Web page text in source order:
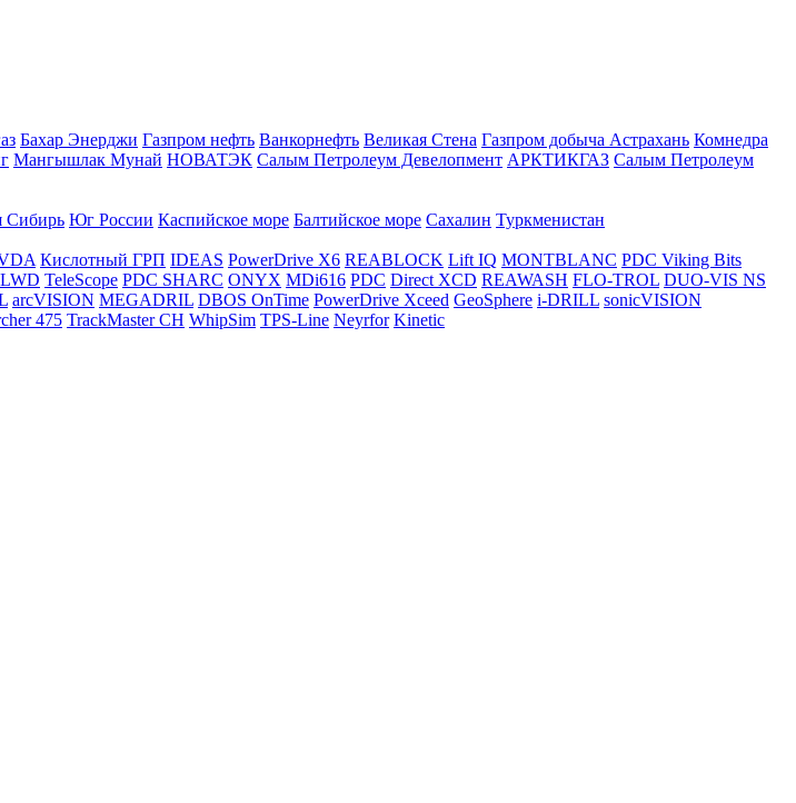
Бахар Энерджи Газпром нефть Ванкорнефть Великая Стена Газпром добыча Астрахань Комнедра
Мангышлак Мунай НОВАТЭК Салым Петролеум Девелопмент АРКТИКГАЗ Салым Петролеум
Сибирь Юг России Каспийское море Балтийское море Сахалин Туркменистан
Кислотный ГРП IDEAS PowerDrive X6 REABLOCK Lift IQ MONTBLANC PDC Viking Bits
TeleScope PDC SHARC ONYX MDi616 PDC Direct XCD REAWASH FLO-TROL DUO-VIS NS
arcVISION MEGADRIL DBOS OnTime PowerDrive Xceed GeoSphere i-DRILL sonicVISION
475 TrackMaster CH WhipSim TPS-Line Neyrfor Kinetic